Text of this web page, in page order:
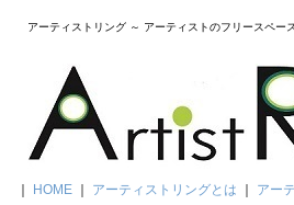
アーティストリング ～ アーティストのフリースペー
HOME アーティストリングとは アー